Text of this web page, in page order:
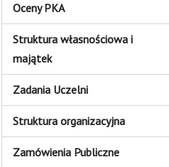
Oceny PKA
Struktura własnościowa i
majątek
Zadania Uczelni
Struktura organizacyjna
Zamówienia Publiczne